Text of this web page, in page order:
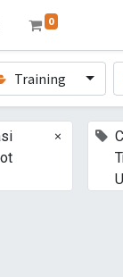
0
Training
×